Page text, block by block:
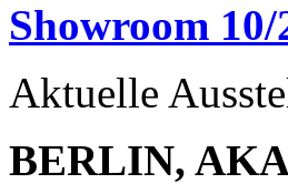
Showroom 10/
Aktuelle
BERLIN,